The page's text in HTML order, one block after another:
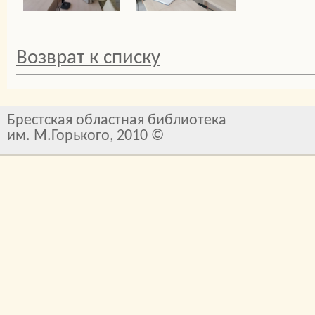
Возврат к списку
Брестская областная библиотека
им. М.Горького, 2010 ©